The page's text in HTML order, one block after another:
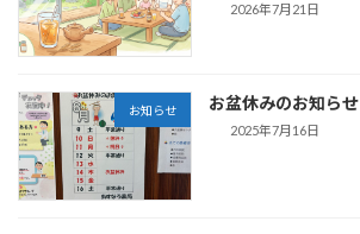
2026年7月21日
お知らせ お盆休みのお知らせ
2025年7月16日